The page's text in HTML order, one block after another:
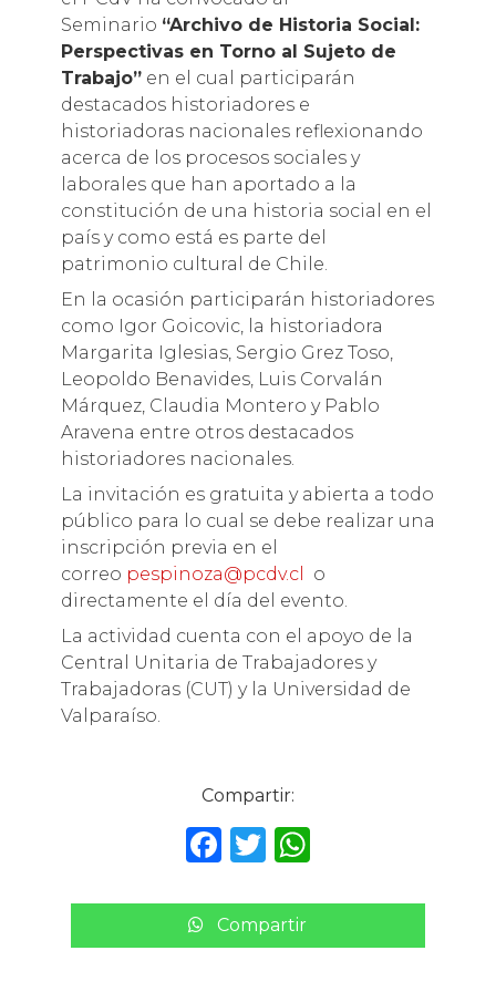
Seminario “Archivo de Historia Social:
Perspectivas en Torno al Sujeto de
Trabajo”en el cual participarán
destacados historiadores e
historiadoras nacionales reflexionando
acerca de los procesos sociales y
laborales que han aportado a la
constitución de una historia social en el
país y como está es parte del
patrimonio cultural de Chile.
En la ocasión participarán historiadores
como Igor Goicovic, la historiadora
Margarita Iglesias, Sergio Grez Toso,
Leopoldo Benavides, Luis Corvalán
Márquez, Claudia Montero y Pablo
Aravena entre otros destacados
historiadores nacionales.
La invitación es gratuita y abierta a todo
público para lo cual se debe realizar una
inscripción previa en el
correo pespinoza@pcdv.cl
o
directamente el día del evento.
La actividad cuenta con el apoyo de la
Central Unitaria de Trabajadores y
Trabajadoras (CUT) y la Universidad de
Valparaíso.
Compartir:
F
c
e
T
it
te
W
a
ts
Compartir